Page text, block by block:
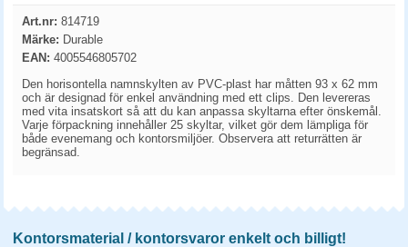
Art.nr: 814719
Märke: Durable
EAN: 4005546805702
Den horisontella namnskylten av PVC-plast har måtten 93 x 62 mm
och är designad för enkel användning med ett clips. Den levereras
med vita insatskort så att du kan anpassa skyltarna efter önskemål.
Varje förpackning innehåller 25 skyltar, vilket gör dem lämpliga för
både evenemang och kontorsmiljöer. Observera att returrätten är
begränsad.
Kontorsmaterial / kontorsvaror enkelt och billigt!